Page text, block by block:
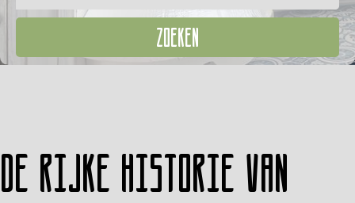
ZOEKEN
De rijke historie van